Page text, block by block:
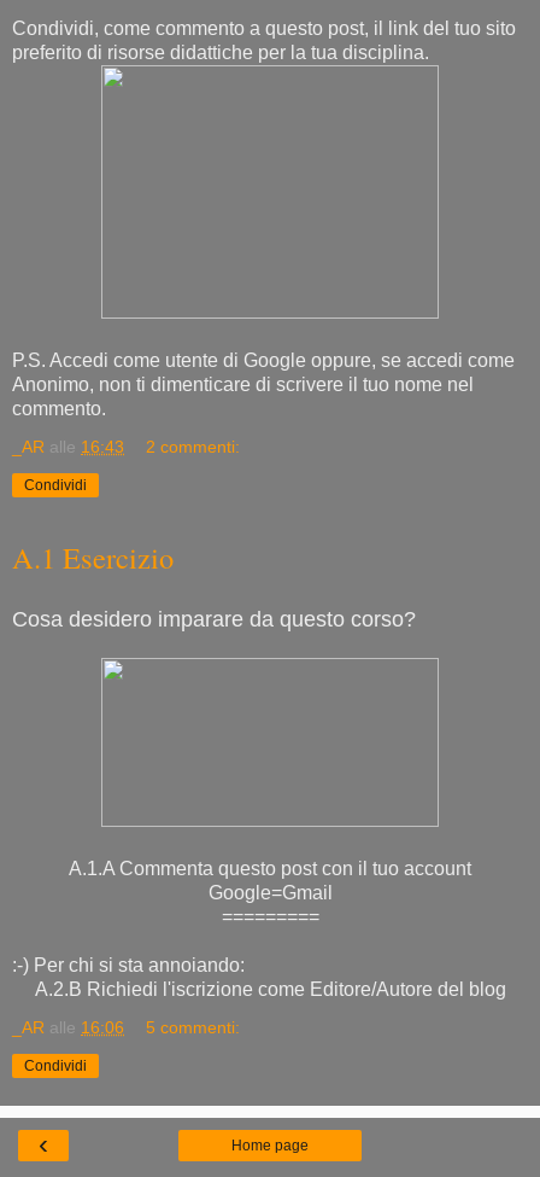
Condividi, come commento a questo post, il link del tuo sito
preferito di risorse didattiche per la tua disciplina.
P.S. Accedi come utente di Google oppure, se accedi come
Anonimo, non ti dimenticare di scrivere il tuo nome nel
commento.
_AR alle 16:43 2 commenti:
Condividi
A.1 Esercizio
Cosa desidero imparare da questo corso?
A.1.A Commenta questo post con il tuo account
Google=Gmail
=========
:-) Per chi si sta annoiando:
A.2.B Richiedi l'iscrizione come Editore/Autore del blog
_AR alle 16:06 5 commenti:
Condividi
‹ Home page